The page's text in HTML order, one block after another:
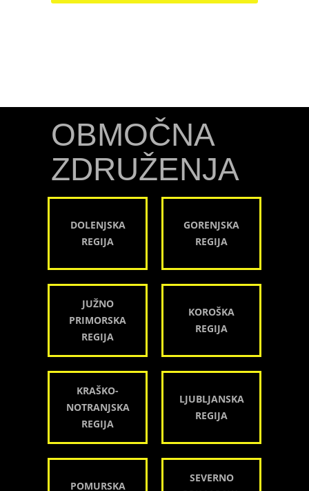
OBMOČNA
ZDRUŽENJA
DOLENJSKA
REGIJA
GORENJSKA
REGIJA
JUŽNO
PRIMORSKA
REGIJA
KOROŠKA
REGIJA
KRAŠKO-
NOTRANJSKA
REGIJA
LJUBLJANSKA
REGIJA
POMURSKA
SEVERNO